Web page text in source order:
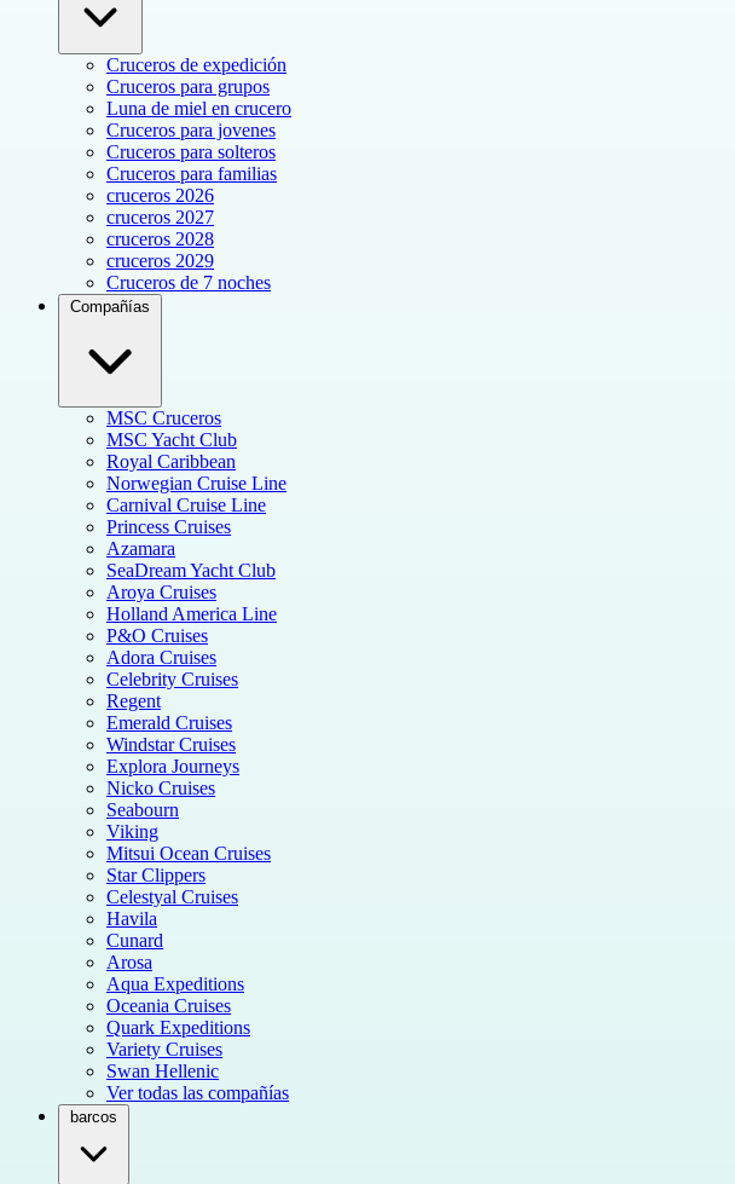
Cruceros de expedición
Cruceros para grupos
Luna de miel en crucero
Cruceros para jovenes
Cruceros para solteros
Cruceros para familias
cruceros 2026
cruceros 2027
cruceros 2028
cruceros 2029
Cruceros de 7 noches
Compañías
MSC Cruceros
MSC Yacht Club
Royal Caribbean
Norwegian Cruise Line
Carnival Cruise Line
Princess Cruises
Azamara
SeaDream Yacht Club
Aroya Cruises
Holland America Line
P&O Cruises
Adora Cruises
Celebrity Cruises
Regent
Emerald Cruises
Windstar Cruises
Explora Journeys
Nicko Cruises
Seabourn
Viking
Mitsui Ocean Cruises
Star Clippers
Celestyal Cruises
Havila
Cunard
Arosa
Aqua Expeditions
Oceania Cruises
Quark Expeditions
Variety Cruises
Swan Hellenic
Ver todas las compañías
barcos